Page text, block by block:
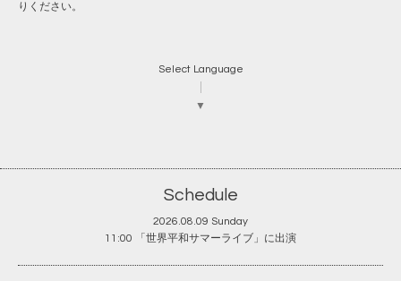
りください。
Select Language
▼
Schedule
2026.08.09 Sunday
11:00 「世界平和サマーライブ」に出演